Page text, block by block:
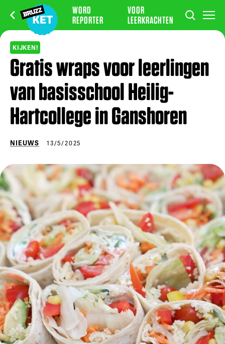
WORD
REPORTER
VOOR
LEERKRACHTEN
KIJKEN!
Gratis wraps voor leerlingen
van basisschool Heilig-
Hartcollege in Ganshoren
NIEUWS 13/5/2025